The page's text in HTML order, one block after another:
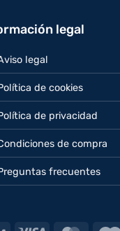
legal
legal
de cookies
de privacidad
de compra
frecuentes